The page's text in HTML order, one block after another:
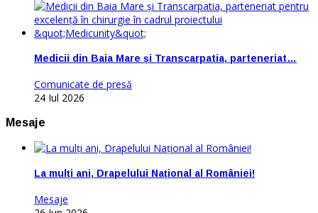
Medicii din Baia Mare și Transcarpatia, parteneriat…
Comunicate de presă
24 Iul 2026
Mesaje
La mulți ani, Drapelului Național al României!
Mesaje